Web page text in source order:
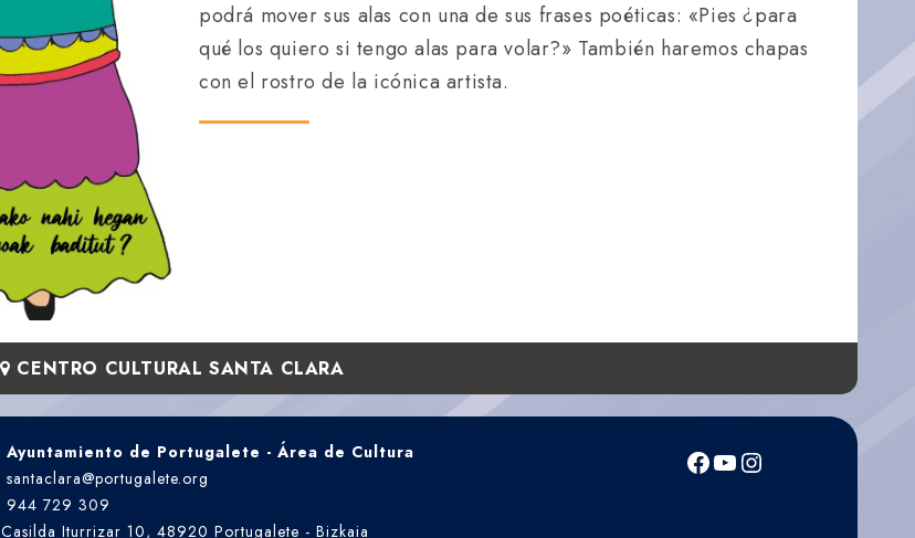
podrá mover sus alas con una de sus frases poéticas: «Pies ¿para
qué los quiero si tengo alas para volar?» También haremos chapas
con el rostro de la icónica artista.
CENTRO CULTURAL SANTA CLARA
Ayuntamiento de Portugalete - Área de Cultura
santaclara@portugalete.org
944 729 309
Casilda Iturrizar 10, 48920 Portugalete - Bizkaia
Facebook YouTube Instagram